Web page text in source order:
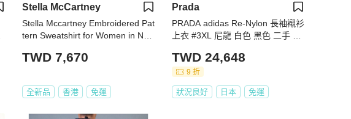
Stella McCartney
Stella Mccartney Embroidered Pat
tern Sweatshirt for Women in Nav
4)
TWD 7,670
全新品 香港 免運
Prada
PRADA adidas Re-Nylon 長袖襯衫
上衣 #3XL 尼龍 白色 黑色 二手 男
TWD 24,648
9 折
狀況良好 日本 免運